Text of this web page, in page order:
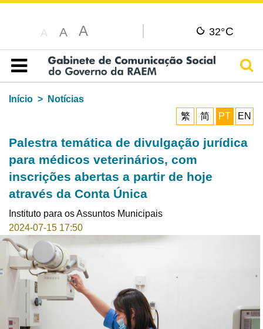
A A A 32°C
Índice
Início
Notícias
繁
简 PT EN
Palestra temática de divulgação jurídica
para médicos veterinários, com
inscrições abertas a partir de hoje
através da Conta Única
Instituto para os Assuntos Municipais
2024-07-15 17:50